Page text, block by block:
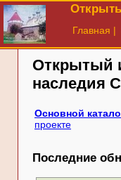
Главная |
Открытый
наследия
Основной
проекте
Последние